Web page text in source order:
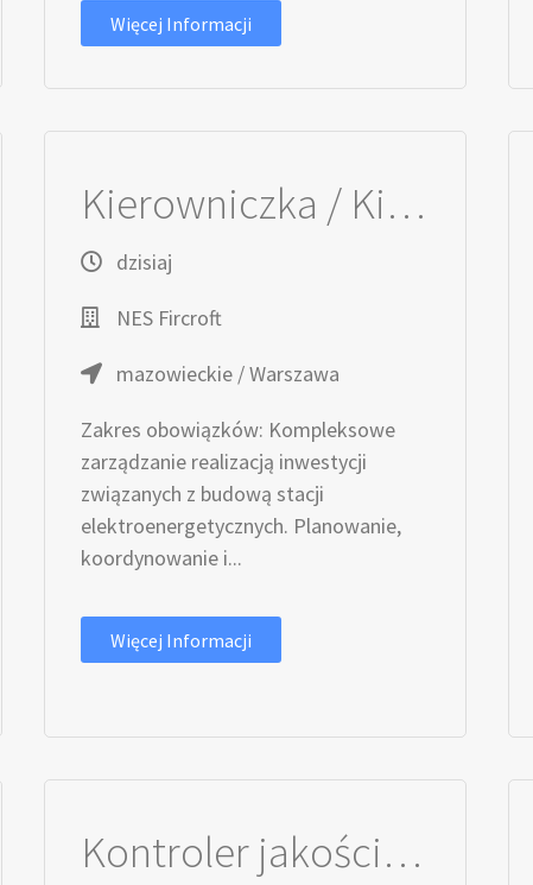
Więcej Informacji
Kierowniczka / Kierownik projektu – Elektroenergetyka
dzisiaj
NES Fircroft
mazowieckie / Warszawa
Zakres obowiązków: Kompleksowe
zarządzanie realizacją inwestycji
związanych z budową stacji
elektroenergetycznych. Planowanie,
koordynowanie i...
Więcej Informacji
Kontroler jakości dostaw (K/M)